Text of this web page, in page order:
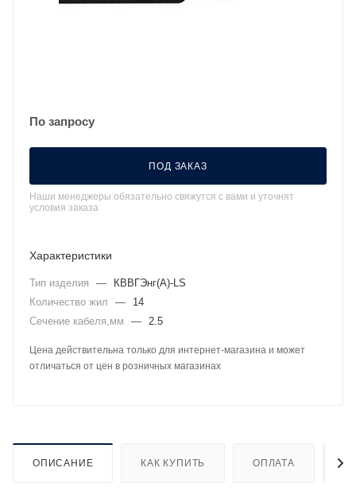
По запросу
ПОД ЗАКАЗ
Наши менеджеры обязательно свяжутся с вами и уточнят
условия заказа
Характеристики
Тип изделия —
КВВГЭнг(А)-LS
Количество жил
—
14
Сечение кабеля,мм
— 2.5
Цена действительна только для интернет-магазина и может
отличаться от цен в розничных магазинах
ОПИСАНИЕ КАК КУПИТЬ ОПЛАТА